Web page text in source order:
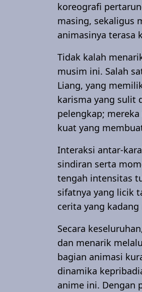
koreografi
masing, sekaligus
animasinya terasa
Tidak kalah
musim ini. Salah
Liang, yang
karisma yang sulit
pelengkap;
kuat yang
Interaksi antar-
sindiran serta
tengah intensitas
sifatnya yang licik
cerita yang
Secara
dan menarik
bagian animasi
dinamika
anime ini. Dengan